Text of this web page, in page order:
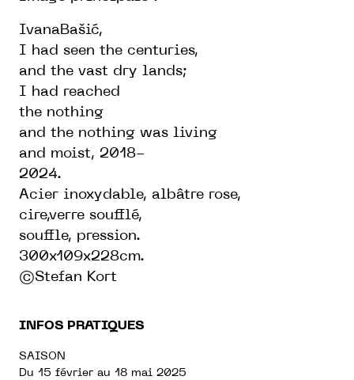
IvanaBašić,
I had seen the centuries,
and the vast dry lands;
I had reached
the nothing
and the nothing was living
and moist, 2018-
2024.
Acier inoxydable, albâtre rose,
cire,verre soufflé,
souffle, pression.
300x109x228cm.
©Stefan Kort
INFOS PRATIQUES
SAISON
Du 15 février au 18 mai 2025